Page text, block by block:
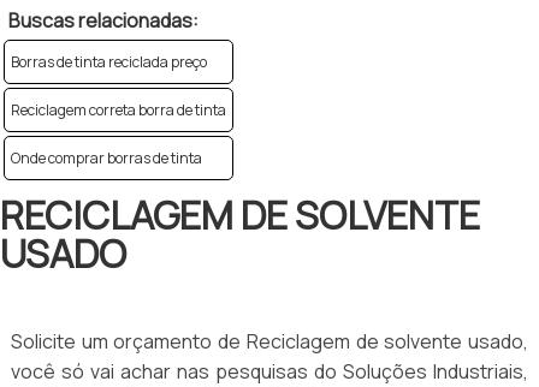
Buscas relacionadas:
Borras de tinta reciclada preço
Reciclagem correta borra de tinta
Onde comprar borras de tinta
RECICLAGEM DE SOLVENTE
USADO
Solicite um orçamento de Reciclagem de solvente usado,
você só vai achar nas pesquisas do Soluções Industriais,